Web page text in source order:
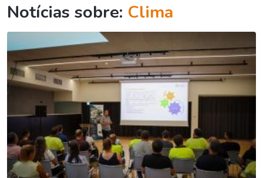
Notícias sobre: Clima